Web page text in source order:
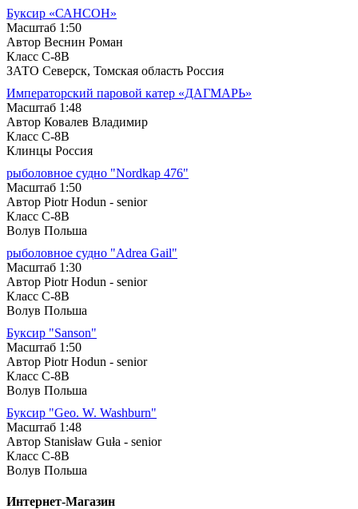
Буксир «САНСОН»
Масштаб 1:50
Автор Веснин Роман
Класс C-8B
ЗАТО Северск, Томская область Россия
Императорский паровой катер «ДАГМАРЬ»
Масштаб 1:48
Автор Ковалев Владимир
Класс C-8B
Клинцы Россия
рыболовное судно "Nordkap 476"
Масштаб 1:50
Автор Piotr Hodun - senior
Класс C-8B
Волув Польша
рыболовное судно "Adrea Gail"
Масштаб 1:30
Автор Piotr Hodun - senior
Класс C-8B
Волув Польша
Буксир "Sanson"
Масштаб 1:50
Автор Piotr Hodun - senior
Класс C-8B
Волув Польша
Буксир "Geo. W. Washburn"
Масштаб 1:48
Автор Stanisław Guła - senior
Класс C-8B
Волув Польша
Интернет-Магазин